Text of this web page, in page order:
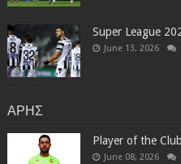
Super League
June 13, 2026
ΑΡΗΣ
Player of the
June 08, 2026